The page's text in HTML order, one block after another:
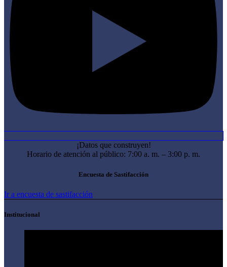
¡Datos que construyen!
Horario de atención al público: 7:00 a. m. – 3:00 p. m.
Encuesta de Sastifacción
Ir a encuesta de sastifacción
Institucional